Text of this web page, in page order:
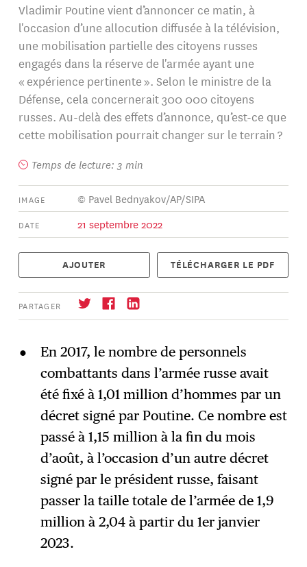
Vladimir Poutine vient d’annoncer ce matin, à
l'occasion d’une allocution diffusée à la télévision,
une mobilisation partielle des citoyens russes
engagés dans la réserve de l'armée ayant une
« expérience pertinente ». Selon le ministre de la
Défense, cela concernerait 300 000 citoyens
russes. Au-delà des effets d’annonce, qu’est-ce que
cette mobilisation pourrait changer sur le terrain ?
Temps de lecture: 3 min
IMAGE © Pavel Bednyakov/AP/SIPA
DATE 21 septembre 2022
AJOUTER TÉLÉCHARGER LE PDF
PARTAGER
→ S'abonner
En 2017, le nombre de personnels
combattants dans l’armée russe avait
été fixé à 1,01 million d’hommes par un
décret signé par Poutine. Ce nombre est
passé à 1,15 million à la fin du mois
d’août, à l’occasion d’un autre décret
signé par le président russe, faisant
passer la taille totale de l’armée de 1,9
million à 2,04 à partir du 1er janvier
2023.